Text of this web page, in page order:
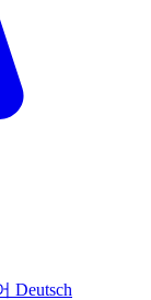
Deutsch